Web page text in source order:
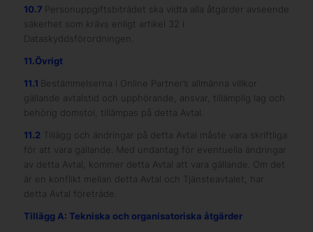
10.7 Personuppgiftsbiträdet ska vidta alla åtgärder avseende
säkerhet som krävs enligt artikel 32 i
Dataskyddsförordningen.
11.Övrigt
11.1 Bestämmelserna i Online Partner’s allmänna villkor
gällande avtalstid och upphörande, ansvar, tillämplig lag och
behörig domstol, tillämpas på detta Avtal.
11.2Tillägg och ändringar på detta Avtal måste vara skriftliga
för att vara gällande. Med undantag för eventuella ändringar
av detta Avtal, kommer detta Avtal att vara gällande. Om det
är en konflikt mellan detta Avtal och Tjänsteavtalet, har
detta Avtal företräde.
Tillägg A: Tekniska och organisatoriska åtgärder